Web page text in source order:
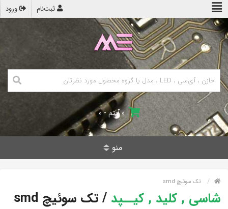
ورود ثبت‌نام
۰ آیتم - ۰
منو
تک سوئیچ smd
شاسی , کلید , کیــپد / تک سوئیچ smd